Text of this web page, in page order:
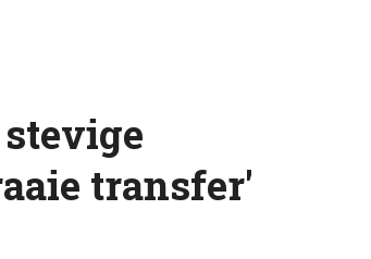
transfer'